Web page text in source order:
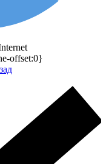
offset:0}